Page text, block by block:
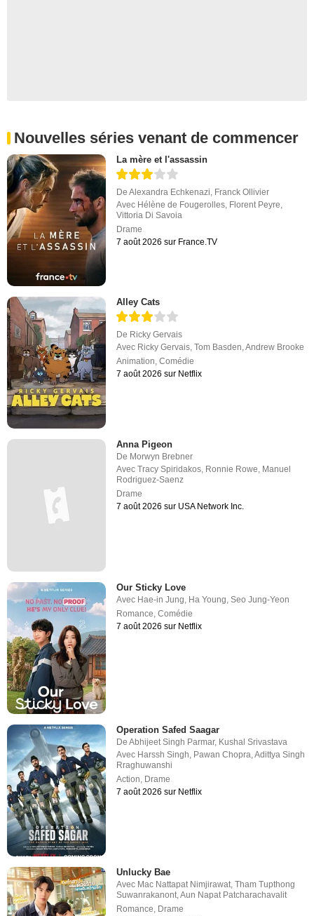
Nouvelles séries venant de commencer
La mère et l'assassin
DeAlexandra Echkenazi Franck Ollivier
Avec Hélène de Fougerolles Florent Peyre
Vittoria Di Savoia
Drame
7 août 2026 sur France.TV
Alley Cats
De Ricky Gervais
Avec Ricky Gervais,Tom Basden,Andrew Brooke
Animation,Comédie
7 août 2026 sur Netflix
Anna Pigeon
De Morwyn Brebner
AvecTracy Spiridakos, Ronnie Rowe, Manuel
Rodriguez-Saenz
Drame
7 août 2026 sur USA Network Inc.
Our Sticky Love
Avec Hae-in Jung Ha Young ,Seo Jung-Yeon
Romance ,Comédie
7 août 2026 sur Netflix
Operation Safed Saagar
DeAbhijeet Singh Parmar, Kushal Srivastava
Avec Harssh Singh, Pawan Chopra,Adittya Singh
Rraghuwanshi
Action, Drame
7 août 2026 sur Netflix
Unlucky Bae
Avec Mac Nattapat Nimjirawat,Tham Tupthong
Suwanrakanont,Aun Napat Patcharachavalit
Romance, Drame